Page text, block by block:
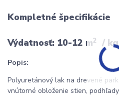
Kompletné špecifikácie
Výdatnosť: 10-12 m2 / kg
Popis:
Polyuretánový lak na drevené
vnútorné obloženie stien,